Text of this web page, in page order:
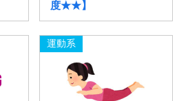
度★★】
運動系